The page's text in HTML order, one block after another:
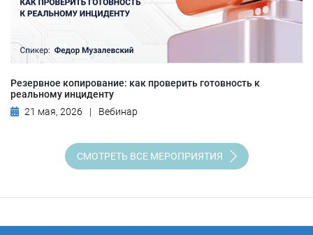
Резервное копирование: как проверить готовность к
реальному инциденту
21 мая, 2026
| Вебинар
СМОТРЕТЬ ВСЕ МЕРОПРИЯТИЯ